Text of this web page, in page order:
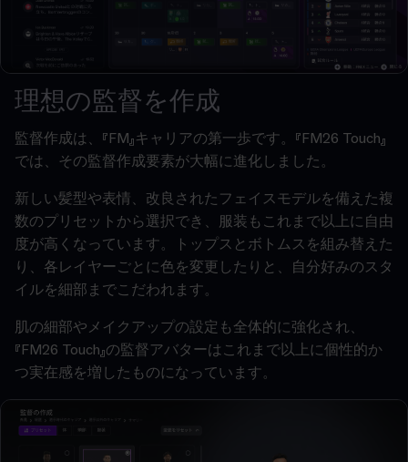
理想の監督を作成
監督作成は、『FM』キャリアの第一歩です。『FM26 Touch』
では、その監督作成要素が大幅に進化しました。
新しい髪型や表情、改良されたフェイスモデルを備えた複
数のプリセットから選択でき、服装もこれまで以上に自由
度が高くなっています。トップスとボトムスを組み替えた
り、各レイヤーごとに色を変更したりと、自分好みのスタ
イルを細部までこだわれます。
肌の細部やメイクアップの設定も全体的に強化され、
『FM26 Touch』の監督アバターはこれまで以上に個性的か
つ実在感を増したものになっています。